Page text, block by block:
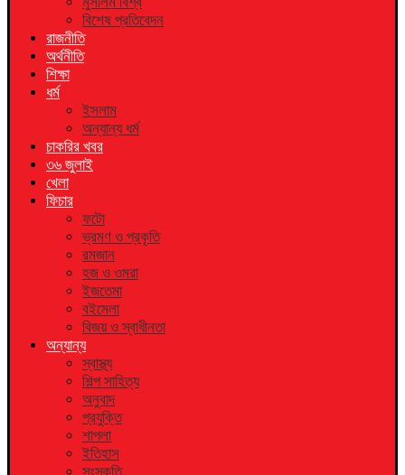
বিশেষ প্রতিবেদন
রাজনীতি
অর্থনীতি
শিক্ষা
ধর্ম
ইসলাম
অন্যান্য ধর্ম
চাকরির খবর
৩৬ জুলাই
খেলা
ফিচার
ফটো
ভ্রমণ ও প্রকৃতি
রমজান
হজ ও ওমরা
ইজতেমা
বইমেলা
বিজয় ও স্বাধীনতা
অন্যান্য
স্বাস্থ্য
শিল্প সাহিত্য
অনুবাদ
প্রযুক্তি
শাপলা
ইতিহাস